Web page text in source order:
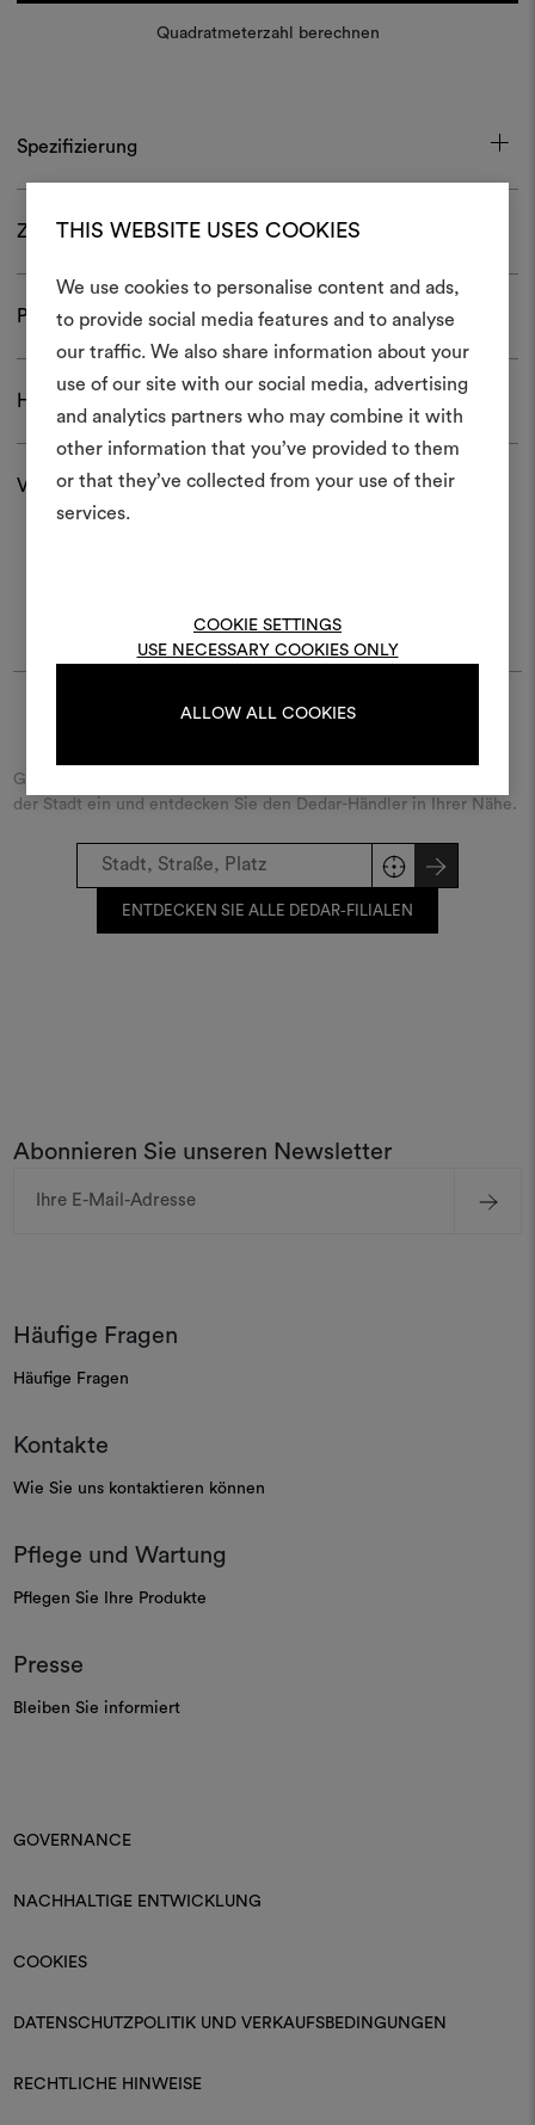
THIS WEBSITE USES COOKIES
We use cookies to personalise content and ads,
to provide social media features and to analyse
our traffic. We also share information about your
use of our site with our social media, advertising
and analytics partners who may combine it with
other information that you’ve provided to them
or that they’ve collected from your use of their
services.
COOKIE SETTINGS
USE NECESSARY COOKIES ONLY
ALLOW ALL COOKIES
Quadratmeterzahl berechnen
Spezifizierung
Zertifizierungen
Pflege und Gebrauch
Herunterladen
Versand und Rücksendungen
Geben Sie den Namen der Straße/des Platzes beziehungsweise
der Stadt ein und entdecken Sie den Dedar-Händler in Ihrer Nähe.
ENTDECKEN SIE ALLE DEDAR-FILIALEN
Abonnieren Sie unseren Newsletter
Mail-
Häufige Fragen
Häufige Fragen
Kontakte
Wie Sie uns kontaktieren können
Pflege und Wartung
Pflegen Sie Ihre Produkte
Presse
Bleiben Sie informiert
GOVERNANCE
NACHHALTIGE ENTWICKLUNG
COOKIES
DATENSCHUTZPOLITIK UND VERKAUFSBEDINGUNGEN
RECHTLICHE HINWEISE
Ein
erstellen
Ein interaktives Tool, mit
Ideen zum Leben
anderen teilen können,